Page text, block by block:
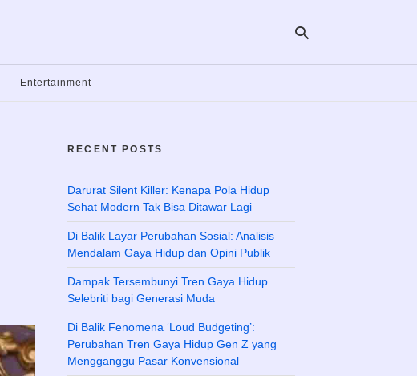
Entertainment
RECENT POSTS
Darurat Silent Killer: Kenapa Pola Hidup
Sehat Modern Tak Bisa Ditawar Lagi
Di Balik Layar Perubahan Sosial: Analisis
Mendalam Gaya Hidup dan Opini Publik
Dampak Tersembunyi Tren Gaya Hidup
Selebriti bagi Generasi Muda
Di Balik Fenomena ‘Loud Budgeting’:
Perubahan Tren Gaya Hidup Gen Z yang
Mengganggu Pasar Konvensional